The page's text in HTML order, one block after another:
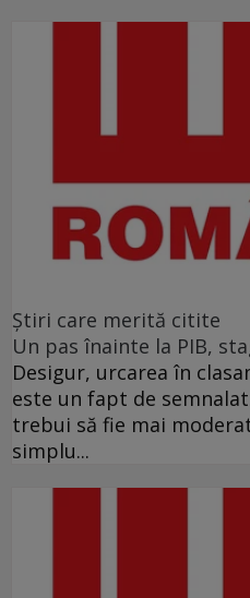
Ştiri care merită citite
Un pas înainte la PIB,
Desigur, urcarea în
este un fapt de
trebui să fie mai
simplu...